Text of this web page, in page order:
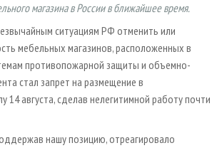
магазина в России в ближайшее время.
ситуациям РФ отменить или
мебельных магазинов, расположенных в
противопожарной защиты и объемно-
стал запрет на размещение в
августа, сделав нелегитимной работу почти
нашу позицию, отреагировало